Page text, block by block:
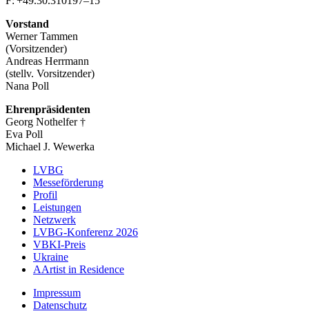
Vorstand
Werner Tammen
(Vorsitzender)
Andreas Herrmann
(stellv. Vorsitzender)
Nana Poll
Ehrenpräsidenten
Georg Nothelfer †
Eva Poll
Michael J. Wewerka
Navigation
Verband
LVBG
Messeförderung
Profil
Leistungen
Netzwerk
LVBG-Konferenz 2026
VBKI-Preis
Ukraine
AArtist in Residence
Navigation
Impressum
Datenschutz